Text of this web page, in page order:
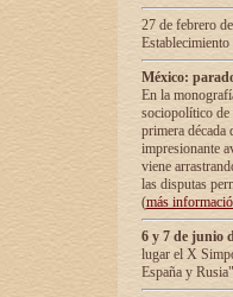
27 de febrero
México:
En la
sociopolítico de
primera década
impresionante
viene
las disputas
(más
6 y 7 de junio
lugar el X
España y